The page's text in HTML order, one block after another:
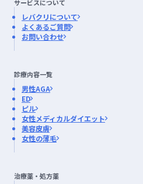
サービスについて
レバクリについて
よくあるご質問
お問い合わせ
診療内容一覧
男性AGA
ED
ピル
女性メディカルダイエット
美容皮膚
女性の薄毛
治療薬・処方薬